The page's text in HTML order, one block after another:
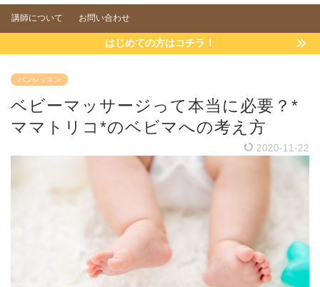
講師について お問い合わせ
はじめての方はコチラ！
パンレッスン
ベビーマッサージって本当に必要？*
ママトリコ*のベビマへの考え方
2020-11-22